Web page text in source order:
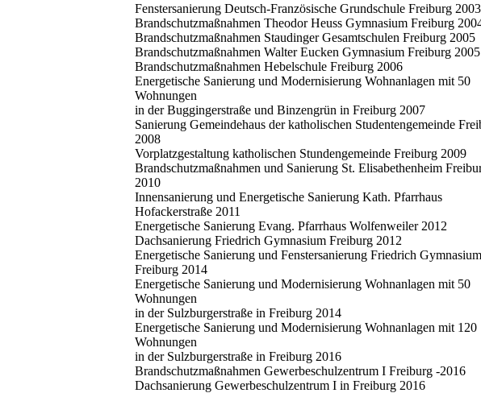
Fenstersanierung Deutsch-Französische Grundschule Freiburg 2003
Brandschutzmaßnahmen Theodor Heuss Gymnasium Freiburg
Brandschutzmaßnahmen Staudinger Gesamtschulen Freiburg 2005
Brandschutzmaßnahmen Walter Eucken Gymnasium Freiburg 2005
Brandschutzmaßnahmen Hebelschule Freiburg 2006
Energetische Sanierung und Modernisierung Wohnanlagen mit 50
Wohnungen
in der Buggingerstraße und Binzengrün in Freiburg 2007
Sanierung Gemeindehaus der katholischen Studentengemeinde
2008
Vorplatzgestaltung katholischen Stundengemeinde Freiburg 2009
Brandschutzmaßnahmen und Sanierung St. Elisabethenheim
2010
Innensanierung und Energetische Sanierung Kath. Pfarrhaus
Hofackerstraße 2011
Energetische Sanierung Evang. Pfarrhaus Wolfenweiler 2012
Dachsanierung Friedrich Gymnasium Freiburg 2012
Energetische Sanierung und Fenstersanierung Friedrich Gymnasium
Freiburg 2014
Energetische Sanierung und Modernisierung Wohnanlagen mit 50
Wohnungen
in der Sulzburgerstraße in Freiburg 2014
Energetische Sanierung und Modernisierung Wohnanlagen mit 120
Wohnungen
in der Sulzburgerstraße in Freiburg 2016
Brandschutzmaßnahmen Gewerbeschulzentrum I Freiburg -2016
Dachsanierung Gewerbeschulzentrum I in Freiburg 2016